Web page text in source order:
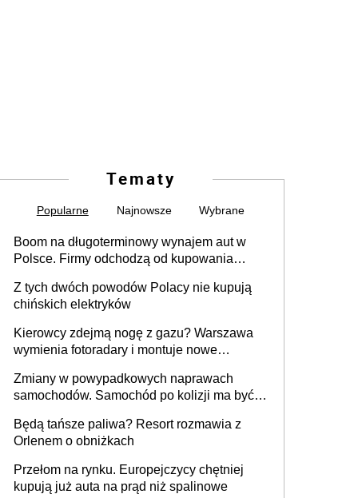
Tematy
Popularne Najnowsze Wybrane
Boom na długoterminowy wynajem aut w
Polsce. Firmy odchodzą od kupowania
Z tych dwóch powodów Polacy nie kupują
chińskich elektryków
Kierowcy zdejmą nogę z gazu? Warszawa
wymienia fotoradary i montuje nowe
Zmiany w powypadkowych naprawach
samochodów. Samochód po kolizji ma być
technologią producenta
Będą tańsze paliwa? Resort rozmawia z
Orlenem o obniżkach
Przełom na rynku. Europejczycy chętniej
kupują już auta na prąd niż spalinowe